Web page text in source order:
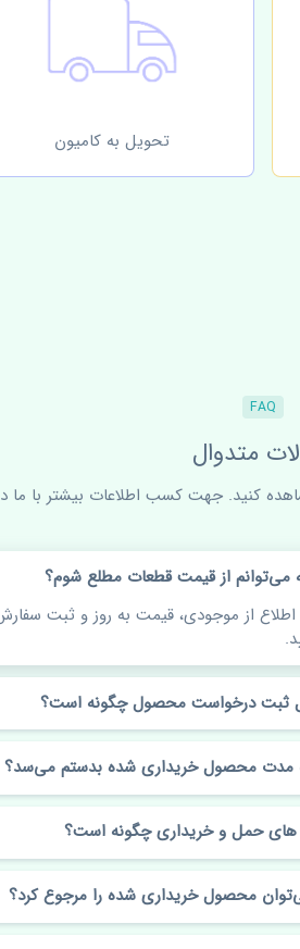
تحویل به کامیون
FAQ
متدوال
کنید. جهت کسب اطلاعات بیشتر با ما
می‌توانم از قیمت قطعات مطلع شوم؟
از موجودی، قیمت به روز و ثبت
ثبت درخواست محصول چگونه است؟
مدت محصول خریداری شده بدستم می‌سد؟
حمل و خریداری چگونه است؟
محصول خریداری شده را مرجوع کرد؟